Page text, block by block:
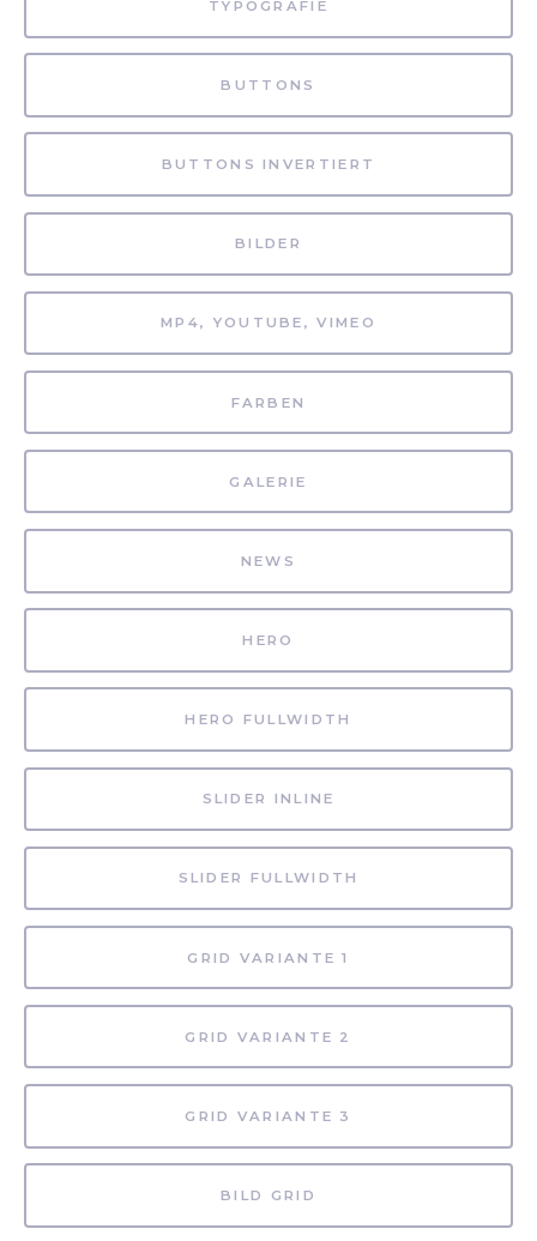
TYPOGRAFIE
BUTTONS
BUTTONS INVERTIERT
BILDER
MP4, YOUTUBE, VIMEO
FARBEN
GALERIE
NEWS
HERO
HERO FULLWIDTH
SLIDER INLINE
SLIDER FULLWIDTH
GRID VARIANTE 1
GRID VARIANTE 2
GRID VARIANTE 3
BILD GRID